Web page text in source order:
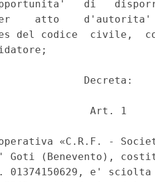
di
per    atto
del codice  civile,
Decreta:
Art. 1
«C.R.F. -
Goti (Benevento),
01374150629, e'